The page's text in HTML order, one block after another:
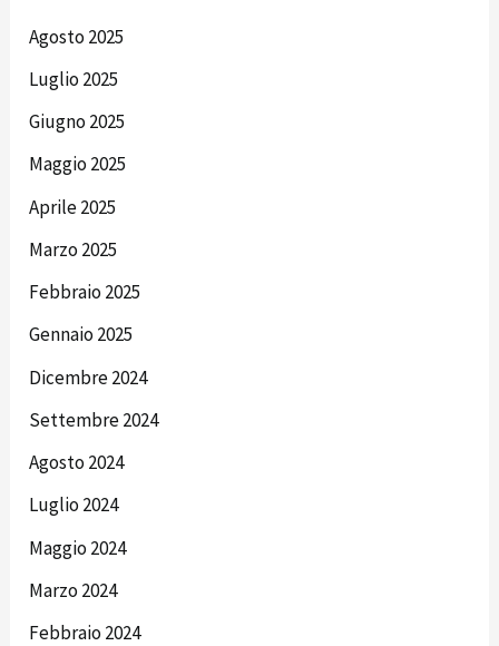
Agosto 2025
Luglio 2025
Giugno 2025
Maggio 2025
Aprile 2025
Marzo 2025
Febbraio 2025
Gennaio 2025
Dicembre 2024
Settembre 2024
Agosto 2024
Luglio 2024
Maggio 2024
Marzo 2024
Febbraio 2024